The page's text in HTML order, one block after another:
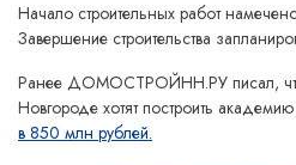
Начало строительных работ
Завершение строительства
Ранее ДОМОСТРОЙНН.РУ писал,
Новгороде хотят построить
в 850 млн рублей.